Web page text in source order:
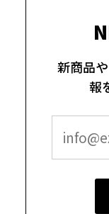
新商品
報